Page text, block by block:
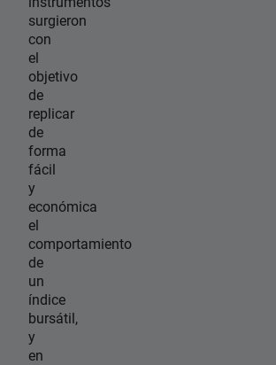
surgieron
con
el
objetivo
de
replicar
de
forma
fácil
y
económica
el
comportamiento
de
un
índice
bursátil,
y
en